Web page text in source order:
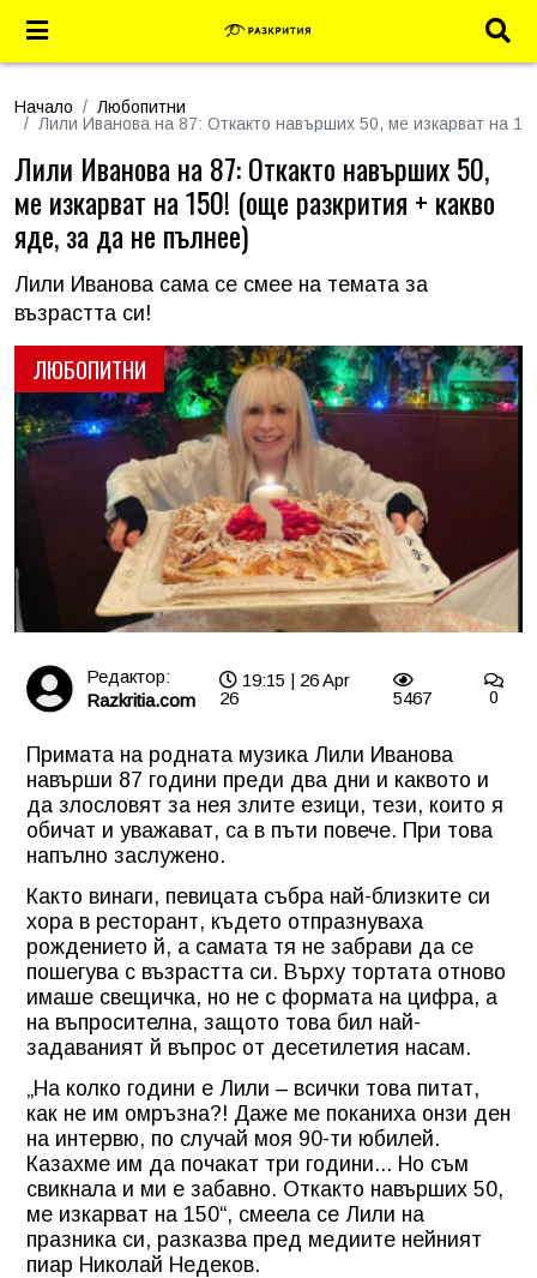
Начало
Любопитни
Лили Иванова на 87: Откакто навърших 50, ме изкарват на
ЛЮБОПИТНИ
Лили Иванова на 87: Откакто навърших 50,
ме изкарват на 150! (още разкрития + какво
яде, за да не пълнее)
Лили Иванова сама се смее на темата за
възрастта си!
Редактор:
Razkritia.com
19:15 | 26 Apr
26
5467 0
Примата на родната музика Лили Иванова
навърши 87 години преди два дни и каквото и
да злословят за нея злите езици, тези, които я
обичат и уважават, са в пъти повече. При това
напълно заслужено.
Както винаги, певицата събра най-близките си
хора в ресторант, където отпразнуваха
рождението й, а самата тя не забрави да се
пошегува с възрастта си. Върху тортата отново
имаше свещичка, но не с формата на цифра, а
на въпросителна, защото това бил най-
задаваният й въпрос от десетилетия насам.
„На колко години е Лили – всички това питат,
как не им омръзна?! Даже ме поканиха онзи ден
на интервю, по случай моя 90-ти юбилей.
Казахме им да почакат три години... Но съм
свикнала и ми е забавно. Откакто навърших 50,
ме изкарват на 150“, смеела се Лили на
празника си, разказва пред медиите нейният
пиар Николай Недеков.